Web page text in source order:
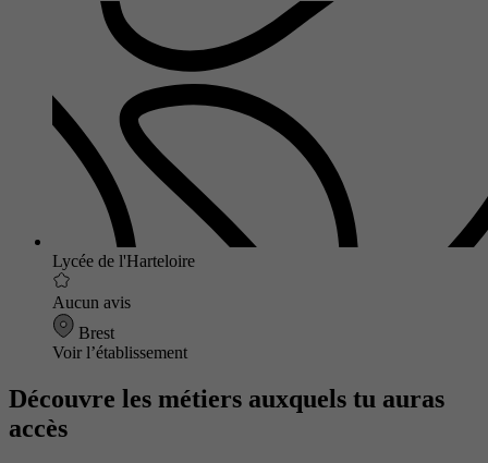
Lycée de l'Harteloire
Aucun avis
Brest
Voir l’établissement
Découvre les métiers auxquels tu auras
accès